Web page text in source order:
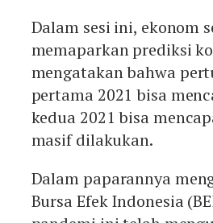
Dalam sesi ini, ekonom
memaparkan prediksi
mengatakan bahwa
pertama 2021 bisa
kedua 2021 bisa
masif dilakukan.
Dalam paparannya
Bursa Efek Indonesia